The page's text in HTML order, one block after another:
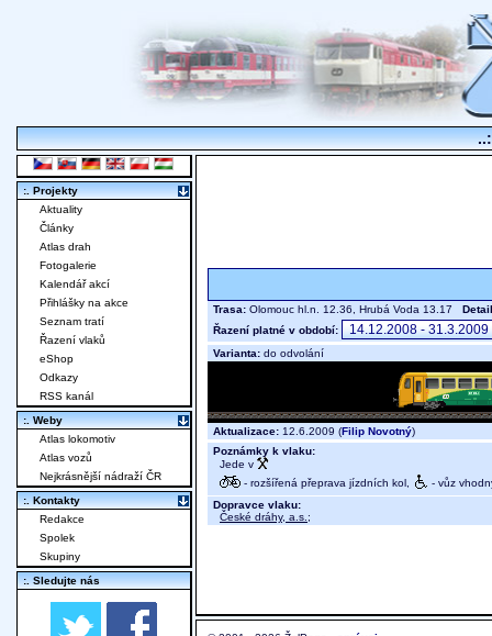
Trasa: Olomouc hl.n. 12.36, Hrubá Voda 13.17
Řazení platné v období:
Varianta: do odvolání
Aktualizace: 12.6.2009 (Filip Novotný)
Poznámky k vlaku:
Jede v
- rozšířená přeprava jízdních kol,
- vůz
Dopravce vlaku:
České dráhy, a.s. ;
:. Projekty
Aktuality
Články
Atlas drah
Fotogalerie
Kalendář akcí
Přihlášky na akce
Seznam tratí
Řazení vlaků
eShop
Odkazy
RSS kanál
:. Weby
Atlas lokomotiv
Atlas vozů
Nejkrásnější nádraží ČR
:. Kontakty
Redakce
Spolek
Skupiny
:. Sledujte nás